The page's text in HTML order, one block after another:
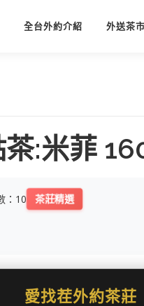
全台外約介紹 外送茶
茶:米菲
：10 茶莊精選
愛找茬外約茶莊